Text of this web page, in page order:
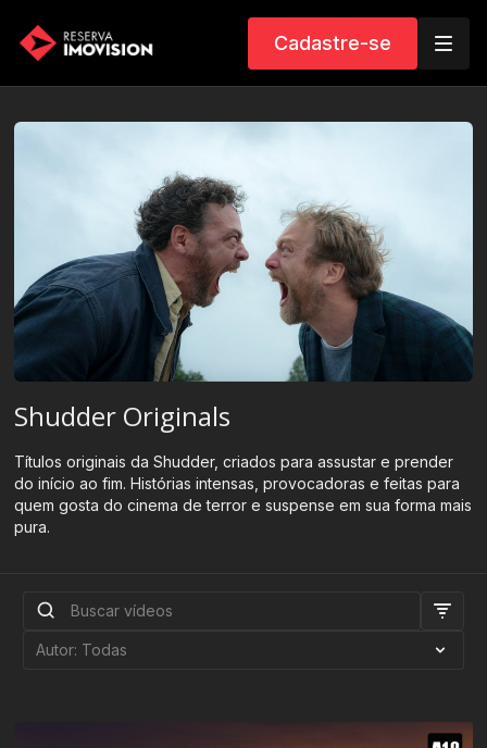
Cadastre-se
Shudder Originals
Títulos originais da Shudder, criados para assustar e prender
do início ao fim. Histórias intensas, provocadoras e feitas para
quem gosta do cinema de terror e suspense em sua forma mais
pura.